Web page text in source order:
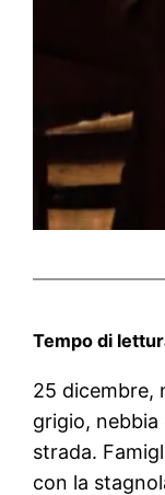
Tempo di
25 dicembre,
grigio, nebbia
strada.
con la